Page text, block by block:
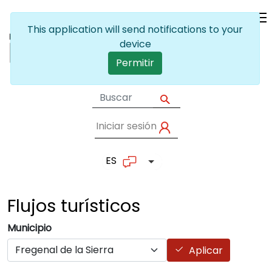
User account
Iniciar sesión
ES Lista adicional de
Flujos turísticos
Municipio
Aplicar
This application will send notifications to your
device
Permitir